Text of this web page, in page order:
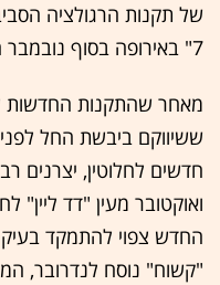
של תקנות הרגולציה
7" באירופה בסוף נובמבר הקרוב.
מאחר שהתקנות החדשות
ששיווקם ביבשת החל
חדשים לחלוטין, יצרנים
ואוקטובר מעין "דד ליין"
החדש צפוי להתמקד
"קשוח" נוסח לנדרובר,